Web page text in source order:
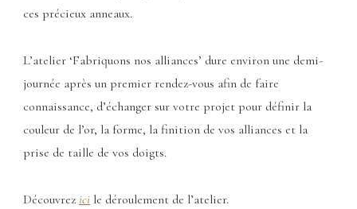
ces précieux anneaux.
L’atelier ‘Fabriquons nos alliances’ dure environ une demi-
journée après un premier rendez-vous afin de faire
connaissance, d’échanger sur votre projet pour définir la
couleur de l’or, la forme, la finition de vos alliances et la
prise de taille de vos doigts.
Découvrez ici le déroulement de l’atelier.